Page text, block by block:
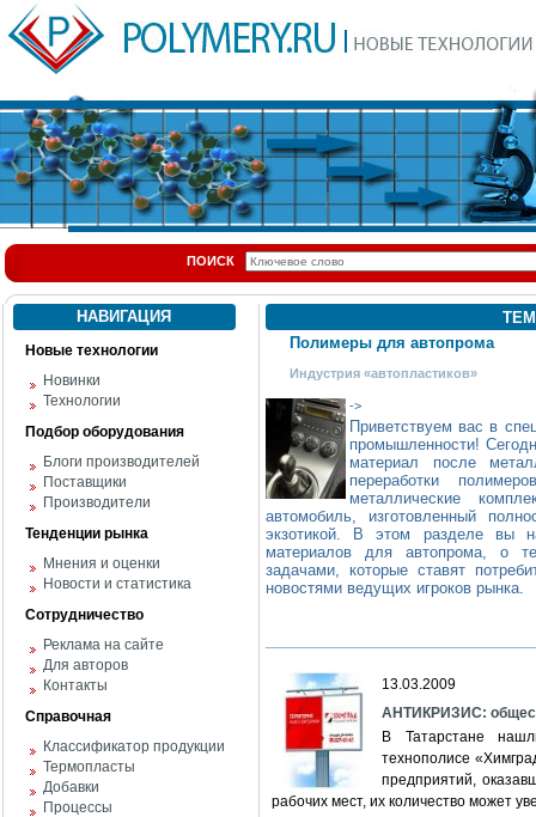
ПОИСК
НАВИГАЦИЯ
Новые технологии
Новинки
Технологии
Подбор оборудования
Блоги производителей
Поставщики
Производители
Тенденции рынка
Мнения и оценки
Новости и статистика
Сотрудничество
Реклама на сайте
Для авторов
Контакты
Справочная
Классификатор продукции
Термопласты
Добавки
Процессы
Полимеры для автопрома
Индустрия «автопластиков»
->
Приветствуем вас в
промышленности!
материал после
переработки
металлические
автомобиль, изготовленный
экзотикой. В этом разделе вы
материалов для автопрома, о
задачами, которые ставят
новостями ведущих игроков рынка.
13.03.2009
АНТИКРИЗИС:
В Татарстане
технополисе
предприятий,
рабочих мест, их количество может